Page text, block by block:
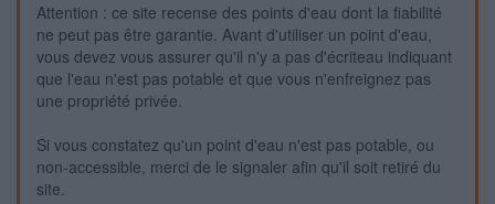
Attention : ce site recense des points d'eau dont la fiabilité
ne peut pas être garantie. Avant d'utiliser un point d'eau,
vous devez vous assurer qu'il n'y a pas d'écriteau indiquant
que l'eau n'est pas potable et que vous n'enfreignez pas
une propriété privée.
Si vous constatez qu'un point d'eau n'est pas potable, ou
non-accessible, merci de le signaler afin qu'il soit retiré du
site.